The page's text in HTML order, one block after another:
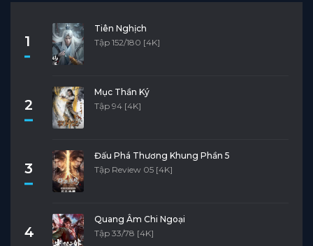
1
Tiên Nghịch
Tập 152/180 [4K]
2
Mục Thần Ký
Tập 94 [4K]
3
Đấu Phá Thương Khung Phần 5
Tập Review 05 [4K]
4
Quang Âm Chi Ngoại
Tập 33/78 [4K]